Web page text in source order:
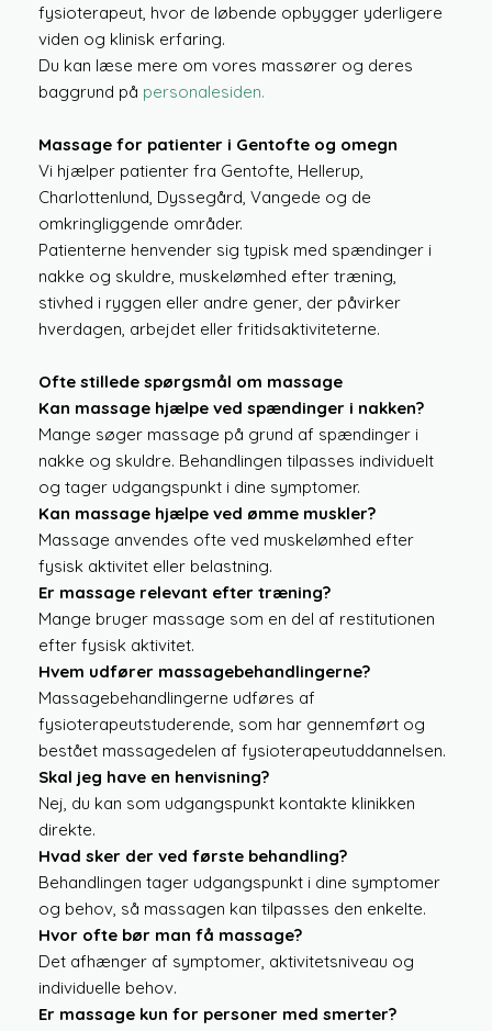
fysioterapeut, hvor de løbende opbygger yderligere
viden og klinisk erfaring.
Du kan læse mere om vores massører og deres
baggrund på personalesiden.
Massage for patienter i Gentofte og omegn
Vi hjælper patienter fra Gentofte, Hellerup,
Charlottenlund, Dyssegård, Vangede og de
omkringliggende områder.
Patienterne henvender sig typisk med spændinger i
nakke og skuldre, muskelømhed efter træning,
stivhed i ryggen eller andre gener, der påvirker
hverdagen, arbejdet eller fritidsaktiviteterne.
Ofte stillede spørgsmål om massage
Kan massage hjælpe ved spændinger i nakken?
Mange søger massage på grund af spændinger i
nakke og skuldre. Behandlingen tilpasses individuelt
og tager udgangspunkt i dine symptomer.
Kan massage hjælpe ved ømme muskler?
Massage anvendes ofte ved muskelømhed efter
fysisk aktivitet eller belastning.
Er massage relevant efter træning?
Mange bruger massage som en del af restitutionen
efter fysisk aktivitet.
Hvem udfører massagebehandlingerne?
Massagebehandlingerne udføres af
fysioterapeutstuderende, som har gennemført og
bestået massagedelen af fysioterapeutuddannelsen.
Skal jeg have en henvisning?
Nej, du kan som udgangspunkt kontakte klinikken
direkte.
Hvad sker der ved første behandling?
Behandlingen tager udgangspunkt i dine symptomer
og behov, så massagen kan tilpasses den enkelte.
Hvor ofte bør man få massage?
Det afhænger af symptomer, aktivitetsniveau og
individuelle behov.
Er massage kun for personer med smerter?